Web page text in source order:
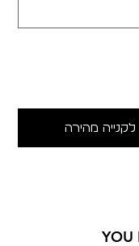
לקנייה מהירה
YOU